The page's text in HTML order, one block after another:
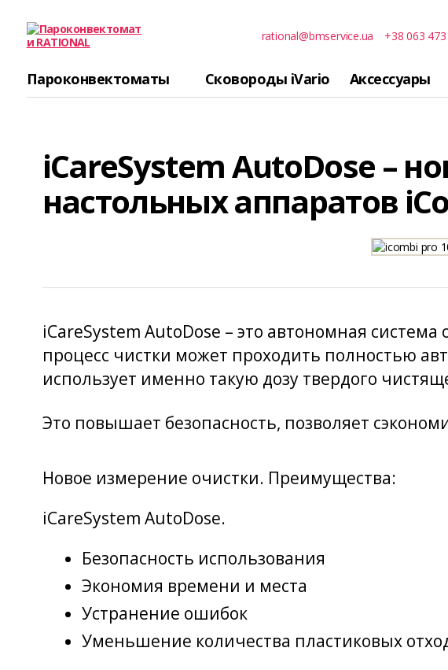
rational@bmservice.ua +38 063
Пароконвектоматы Сковороды iVario Аксессуары
iCareSystem AutoDose –
настольных аппаратов
iCareSystem AutoDose – это автономная
процесс чистки может проходить полностью
использует именно такую дозу твердого
Это повышает безопасность, позволяет
Новое измерение очистки. Преимущества:
iCareSystem AutoDose.
Безопасность использования
Экономия времени и места
Устранение ошибок
Уменьшение количества пластиковых